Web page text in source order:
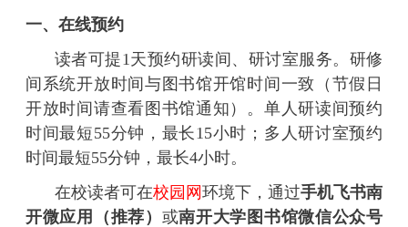
一、在线预约
读者可提1 天预约研读间、 研讨室服务。研修
间系统开放时间与图书馆开馆时间一致（节假日
开放时间请查看图书馆通知）。单人研读间预约
时间最短55分钟，最长15小时；多人研讨室预约
时间最短55分钟，最长4小时。
在校读者可在校园网环境下，通过手机飞书南
开微应用（推荐） 或南开大学图书馆微信公众号